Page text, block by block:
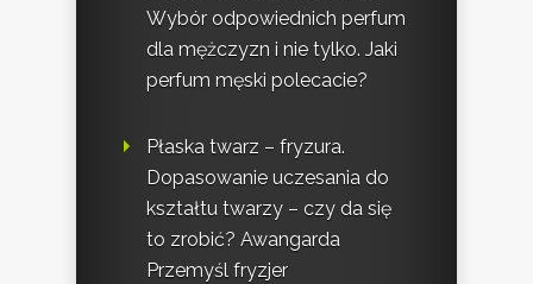
Wybór odpowiednich perfum
dla mężczyzn i nie tylko. Jaki
perfum męski polecacie?
Płaska twarz – fryzura.
Dopasowanie uczesania do
kształtu twarzy – czy da się
to zrobić? Awangarda
Przemyśl fryzjer